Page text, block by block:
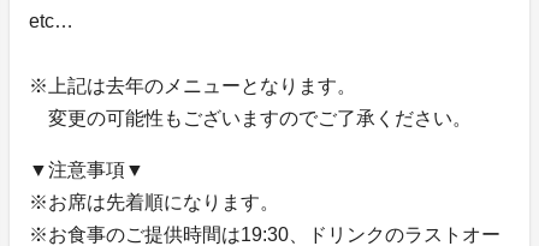
etc…
※上記は去年のメニューとなります。
変更の可能性もございますのでご了承ください。
▼注意事項▼
※お席は先着順になります。
※お食事のご提供時間は19:30、ドリンクのラストオー